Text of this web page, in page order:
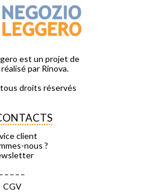
est un projet de
réalisé par Rinova.
droits réservés
client
nous ?
CGV